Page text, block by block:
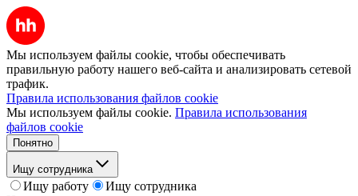
Мы используем файлы cookie, чтобы обеспечивать
правильную работу нашего веб-сайта и анализировать сетевой
трафик.
Правила использования файлов cookie
Мы используем файлы cookie. Правила использования
файлов cookie
Понятно
Ищу сотрудника
Ищу работу
Ищу сотрудника